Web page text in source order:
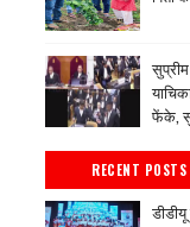
फेंके,
RECENT POSTS